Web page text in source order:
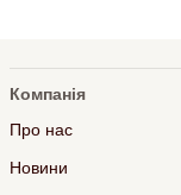
Компанія
Про нас
Новини